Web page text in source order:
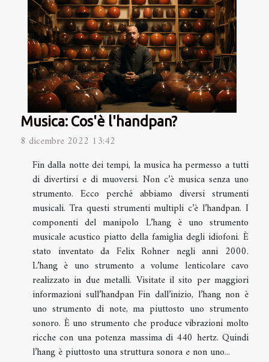
Musica: Cos'è l'handpan?
8 dicembre 2022 13:42
Fin dalla notte dei tempi, la musica ha permesso a tutti
di divertirsi e di muoversi. Non c’è musica senza uno
strumento. Ecco perché abbiamo diversi strumenti
musicali. Tra questi strumenti multipli c’è l’handpan. I
componenti del manipolo L’hang è uno strumento
musicale acustico piatto della famiglia degli idiofoni. È
stato inventato da Felix Rohner negli anni 2000.
L’hang è uno strumento a volume lenticolare cavo
realizzato in due metalli. Visitate il sito per maggiori
informazioni sull’handpan Fin dall’inizio, l’hang non è
uno strumento di note, ma piuttosto uno strumento
sonoro. È uno strumento che produce vibrazioni molto
ricche con una potenza massima di 440 hertz. Quindi
l’hang è piuttosto una struttura sonora e non uno...